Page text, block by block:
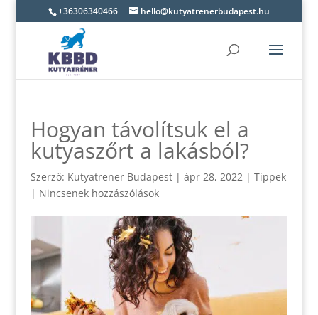
+36306340466 hello@kutyatrenerbudapest.hu
Hogyan távolítsuk el a
kutyaszőrt a lakásból?
Szerző: Kutyatrener Budapest| ápr 28, 2022| Tippek
| Nincsenek hozzászólások